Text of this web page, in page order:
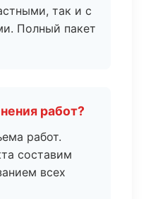
так и с
Полный пакет
работ?
работ.
составим
всех